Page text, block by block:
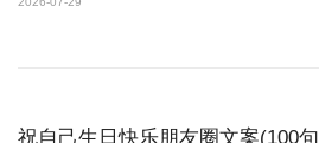
祝自己生日快乐朋友圈文案(100句